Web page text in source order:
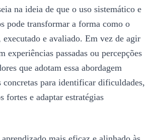
na ideia de que o uso sistemático e
pode transformar a forma como o
executado e avaliado. Em vez de agir
experiências passadas ou percepções
que adotam essa abordagem
para identificar dificuldades,
fortes e adaptar estratégias